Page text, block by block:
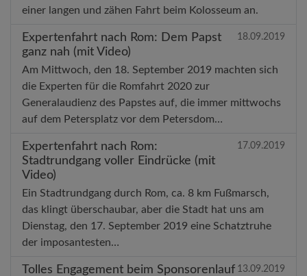
einer langen und zähen Fahrt beim Kolosseum an.
Expertenfahrt nach Rom: Dem Papst
ganz nah (mit Video)
18.09.2019
Am Mittwoch, den 18. September 2019 machten sich
die Experten für die Romfahrt 2020 zur
Generalaudienz des Papstes auf, die immer mittwochs
auf dem Petersplatz vor dem Petersdom…
Expertenfahrt nach Rom:
Stadtrundgang voller Eindrücke (mit
Video)
17.09.2019
Ein Stadtrundgang durch Rom, ca. 8 km Fußmarsch,
das klingt überschaubar, aber die Stadt hat uns am
Dienstag, den 17. September 2019 eine Schatztruhe
der imposantesten…
Tolles Engagement beim Sponsorenlauf 13.09.2019